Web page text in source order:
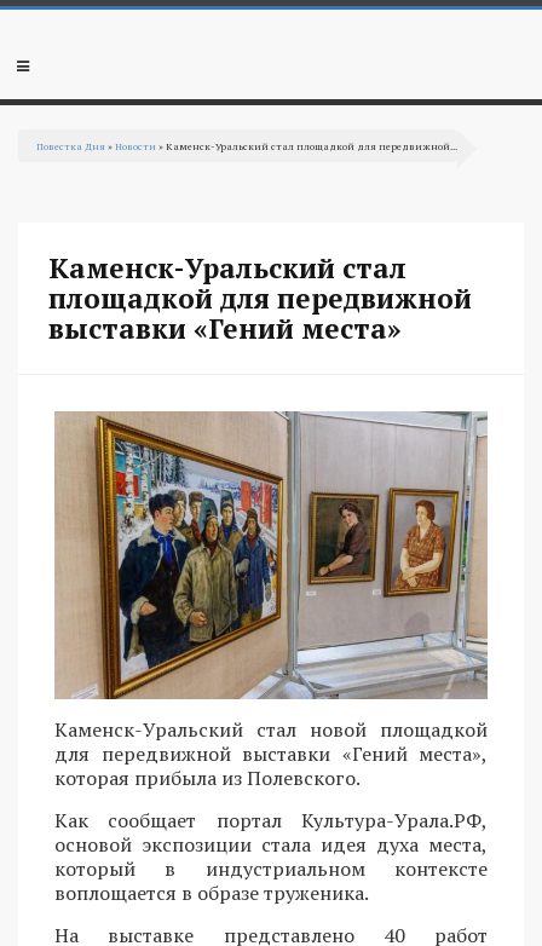
Перейти к основному содержанию
Мобильное
Повестка Дня »Новости » Каменск-Уральский стал площадкой для передвижной...
Каменск-Уральский стал
площадкой для передвижной
выставки «Гений места»
Каменск-Уральский стал новой площадкой
для передвижной выставки «Гений места»,
которая прибыла из Полевского.
Как сообщает портал Культура-Урала.РФ,
основой экспозиции стала идея духа места,
который в индустриальном контексте
воплощается в образе труженика.
На выставке представлено 40 работ